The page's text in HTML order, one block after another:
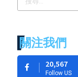
關注我們
20,567
Follow US